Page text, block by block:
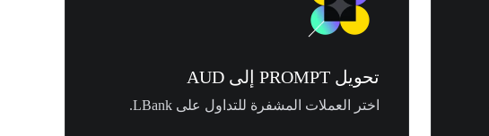
تحويل PROMPT إلى AUD
اختر العملات المشفرة للتداول على LBank.